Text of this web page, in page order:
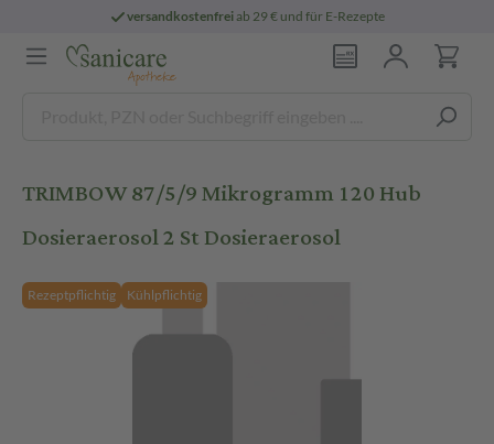
versandkostenfreiab 29 € und für E-Rezepte
TRIMBOW 87/5/9 Mikrogramm 120 Hub
Dosieraerosol 2 St Dosieraerosol
Rezeptpflichtig Kühlpflichtig